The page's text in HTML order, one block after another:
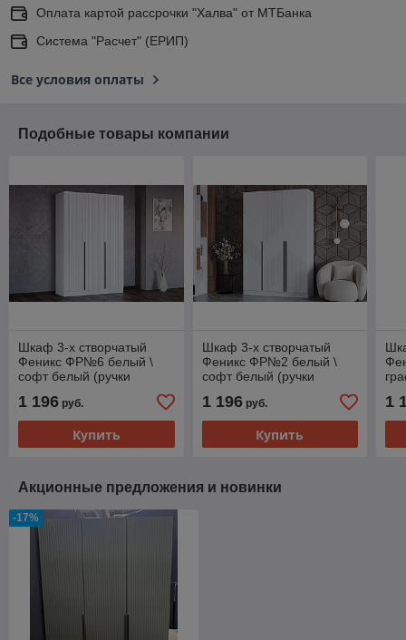
Оплата картой рассрочки "Халва" от МТБанка
Система "Расчет" (ЕРИП)
Все условия оплаты
Подобные товары компании
Шкаф 3-х створчатый
Феникс ФР№6 белый \
софт белый (ручки
1 196 руб.
Купить
Шкаф 3-х створчатый
Феникс ФР№2 белый \
софт белый (ручки
1 196руб.
Купить
1
Акционные предложения и новинки
-17%